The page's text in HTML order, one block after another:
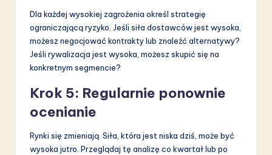
Dla każdej wysokiej zagrożenia określ strategię
ograniczającą ryzyko. Jeśli siła dostawców jest wysoka,
możesz negocjować kontrakty lub znaleźć alternatywy?
Jeśli rywalizacja jest wysoka, możesz skupić się na
konkretnym segmencie?
Krok 5: Regularnie ponownie
ocenianie
Rynki się zmieniają. Siła, która jest niska dziś, może być
wysoka jutro. Przeglądaj tę analizę co kwartał lub po